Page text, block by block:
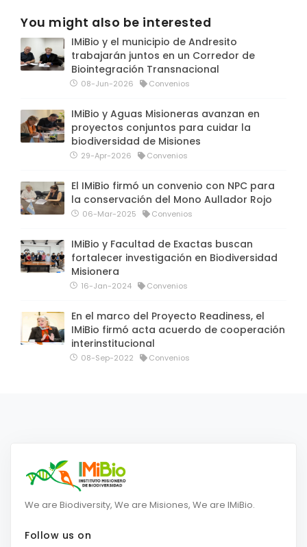
You might also be interested
IMiBio y el municipio de Andresito
trabajarán juntos en un Corredor de
Biointegración Transnacional
08-Jun-2026 Convenios
IMiBio y Aguas Misioneras avanzan en
proyectos conjuntos para cuidar la
biodiversidad de Misiones
29-Apr-2026 Convenios
El IMiBio firmó un convenio con NPC para
la conservación del Mono Aullador Rojo
06-Mar-2025 Convenios
IMiBio y Facultad de Exactas buscan
fortalecer investigación en Biodiversidad
Misionera
16-Jan-2024 Convenios
En el marco del Proyecto Readiness, el
IMiBio firmó acta acuerdo de cooperación
interinstitucional
08-Sep-2022 Convenios
We are Biodiversity, We are Misiones, We are IMiBio.
Follow us on